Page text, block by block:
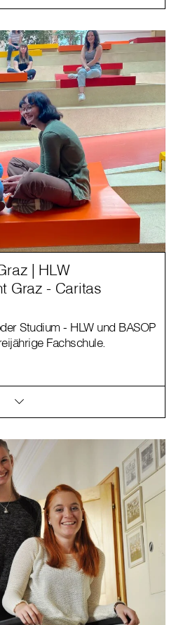
| HLW
Graz - Caritas
Studium - HLW und BASOP
Fachschule.